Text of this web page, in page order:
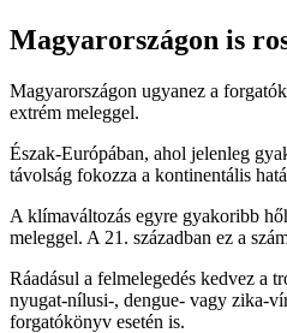
Magyarországon is
Magyarországon ugyanez a
extrém meleggel.
Észak-Európában, ahol jelenleg
távolság fokozza a kontinentális
A klímaváltozás egyre gyakoribb
meleggel. A 21. században ez a
Ráadásul a felmelegedés kedvez a
nyugat-nílusi-, dengue- vagy zika-
forgatókönyv esetén is.